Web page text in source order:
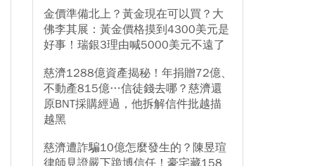
金價準備北上？黃金現在可以買？大
佛李其展：黃金價格摸到4300美元是
好事！瑞銀3理由喊5000美元不遠了
慈濟1288億資產揭秘！年捐贈72億、
不動產815億…信徒錢去哪？慈濟還
原BNT採購經過，他拆解信件批越描
越黑
慈濟遭詐騙10億怎麼發生的？陳昱瑄
律師見證嚴下跪博信任！豪宅藏158